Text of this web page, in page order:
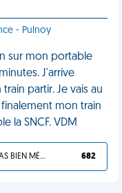
- Pulnoy
sur mon portable
J'arrive
partir. Je vais au
mon train
la SNCF. VDM
TU L'AS BIEN MÉRITÉ 682